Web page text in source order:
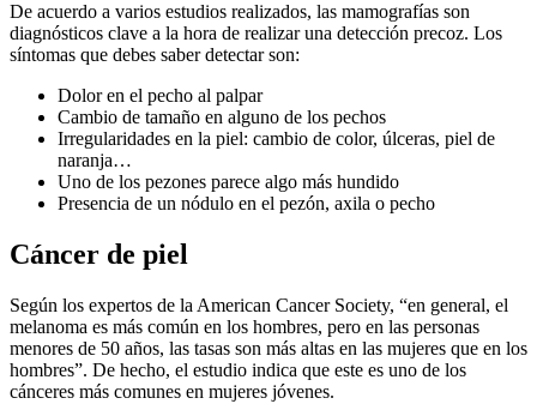
De acuerdo a varios estudios realizados, las mamografías son
diagnósticos clave a la hora de realizar una detección precoz. Los
síntomas que debes saber detectar son:
Dolor en el pecho al palpar
Cambio de tamaño en alguno de los pechos
Irregularidades en la piel: cambio de color, úlceras, piel de
naranja…
Uno de los pezones parece algo más hundido
Presencia de un nódulo en el pezón, axila o pecho
Cáncer de piel
Según los expertos de la American Cancer Society, “en general, el
melanoma es más común en los hombres, pero en las personas
menores de 50 años, las tasas son más altas en las mujeres que en los
hombres”. De hecho, el estudio indica que este es uno de los
cánceres más comunes en mujeres jóvenes.